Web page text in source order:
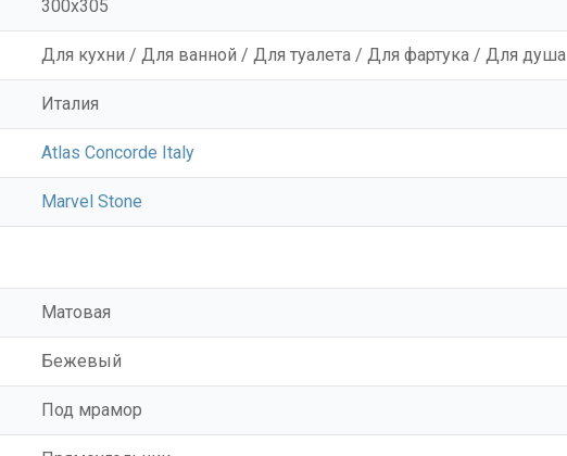
300x305
Для кухни / Для ванной / Для туалета / Для фартука / Для душа
Италия
Atlas Concorde Italy
Marvel Stone
Матовая
Бежевый
Под мрамор